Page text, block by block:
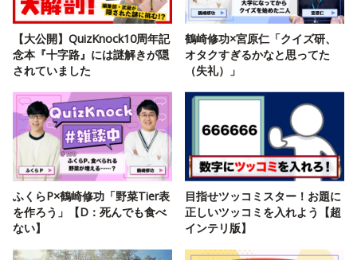
【大公開】QuizKnock10周年記
念本『十字路』には謎解きが隠
されていました
鶴崎修功×宮原仁「クイズ研、
オタクすぎるかなと思ってた
（失礼）」
ふくらP×鶴崎修功「野菜Tier表
を作ろう」【D：死んでも食べ
ない】
目指せツッコミスター！お題に
正しいツッコミを入れよう【超
インテリ版】